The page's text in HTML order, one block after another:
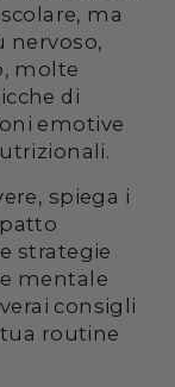
ma
nervoso,
molte
di
emotive
spiega i
strategie
mentale
consigli
routine